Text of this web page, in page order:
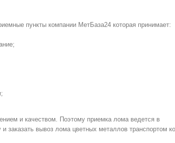
пункты компании МетБаза24 которая принимает:
и качеством. Поэтому приемка лома ведется в
заказать вывоз лома цветных металлов транспортом